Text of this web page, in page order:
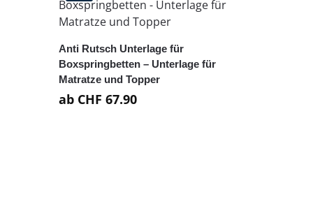
Anti Rutsch Unterlage für
Boxspringbetten – Unterlage für
Matratze und Topper
ab CHF 67.90